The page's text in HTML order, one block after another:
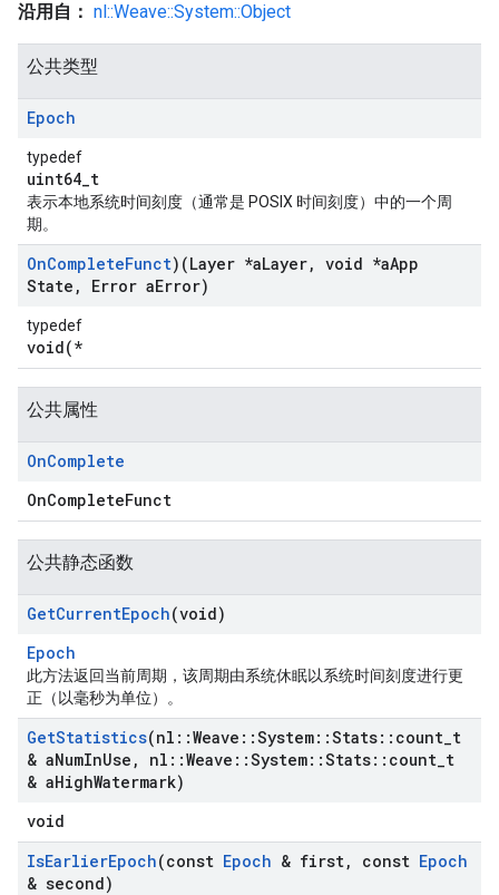
沿用自： nl::Weave::System::Object
公共类型
Epoch
typedef
uint64_t
表示本地系统时间刻度（通常是 POSIX 时间刻度）中的一个周
期。
OnCompleteFunct)(Layer *aLayer, void *aApp
State , Error aError)
typedef
void(*
公共属性
OnComplete
OnCompleteFunct
公共静态函数
GetCurrentEpoch(void)
Epoch
此方法返回当前周期，该周期由系统休眠以系统时间刻度进行更
正（以毫秒为单位）。
GetStatistics(nl ::Weave ::System::Stats:: count t
& aNumInUse , nl ::Weave ::System::Stats:: count t
& aHighWatermark)
void
IsEarlierEpoch(const Epoch & first, const Epoch
& second)